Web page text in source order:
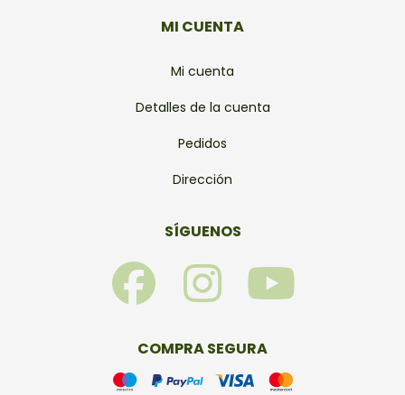
MI CUENTA
Mi cuenta
Detalles de la cuenta
Pedidos
Dirección
SÍGUENOS
F
a
c
I
n
s
Y
u
COMPRA SEGURA